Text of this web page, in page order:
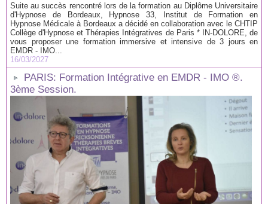
Suite au succès rencontré lors de la formation au Diplôme Universitaire
d'Hypnose de Bordeaux, Hypnose 33, Institut de Formation en
Hypnose Médicale à Bordeaux a décidé en collaboration avec le CHTIP
Collège d'Hypnose et Thérapies Intégratives de Paris * IN-DOLORE, de
vous proposer une formation immersive et intensive de 3 jours en
EMDR - IMO...
16/03/2027
PARIS: Formation Intégrative en EMDR - IMO ®.
3ème Session.